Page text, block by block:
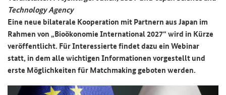
Technology Agency
Eine neue bi­la­te­ra­le Ko­ope­ra­ti­on mit Part­nern aus Japan im
Rah­men von „Bio­öko­no­mie In­ter­na­tio­nal 2027“ wird in Kürze
ver­öf­fent­licht. Für In­ter­es­sier­te fin­det dazu ein We­bi­nar
statt, in dem alle wich­ti­gen In­for­ma­tio­nen vor­ge­stellt und
erste Mög­lich­kei­ten fürMatchmakingge­bo­ten wer­den.